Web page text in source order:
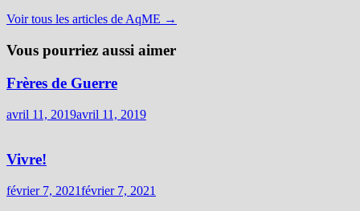
Voir tous les articles de AqME →
Vous pourriez aussi aimer
Frères de Guerre
avril 11, 2019avril 11, 2019
Vivre!
février 7, 2021février 7, 2021